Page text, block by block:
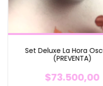
Set Deluxe La Hora
(PREVENTA)
$73.500,00